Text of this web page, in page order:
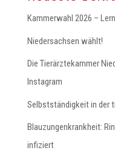
Kammerwahl 2026 –
Niedersachsen wählt!
Die Tierärztekammer
Instagram
Selbstständigkeit in der
Blauzungenkrankheit:
infiziert